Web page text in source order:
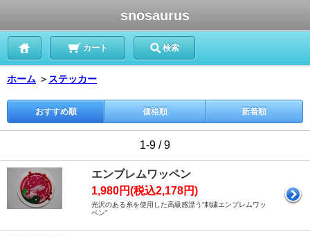
snosaurus
カート 検索
ホーム ＞ ステッカー
おすすめ順 価格順 新着順
1-9 / 9
エンブレムワッペン
1,980円(税込2,178円)
光沢のある糸を使用した高級感漂う“刺繍エンブレムワッ
ペン”